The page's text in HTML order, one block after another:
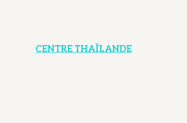
CENTRE THAÏLANDE